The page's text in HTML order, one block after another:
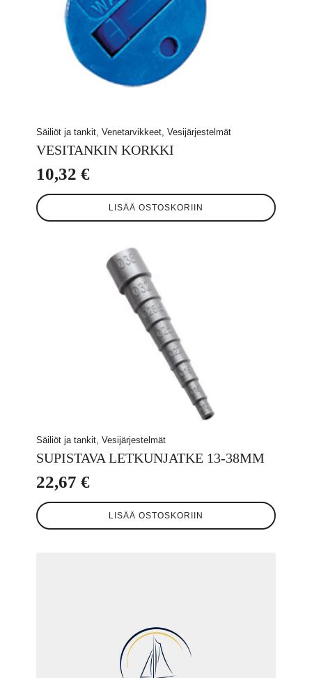
Säiliöt ja tankit, Venetarvikkeet, Vesijärjestelmät
VESITANKIN KORKKI
10,32 €
LISÄÄ OSTOSKORIIN
Säiliöt ja tankit, Vesijärjestelmät
SUPISTAVA LETKUNJATKE 13-38MM
22,67 €
LISÄÄ OSTOSKORIIN